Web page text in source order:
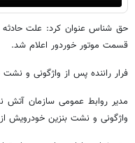
حق شناس عنوان کرد: علت حادثه
قسمت موتور خوردور اعلام شد.
فرار راننده پس از واژگونی و نشت
مدیر روابط عمومی سازمان آتش
واژگونی و نشت بنزین خودرویش